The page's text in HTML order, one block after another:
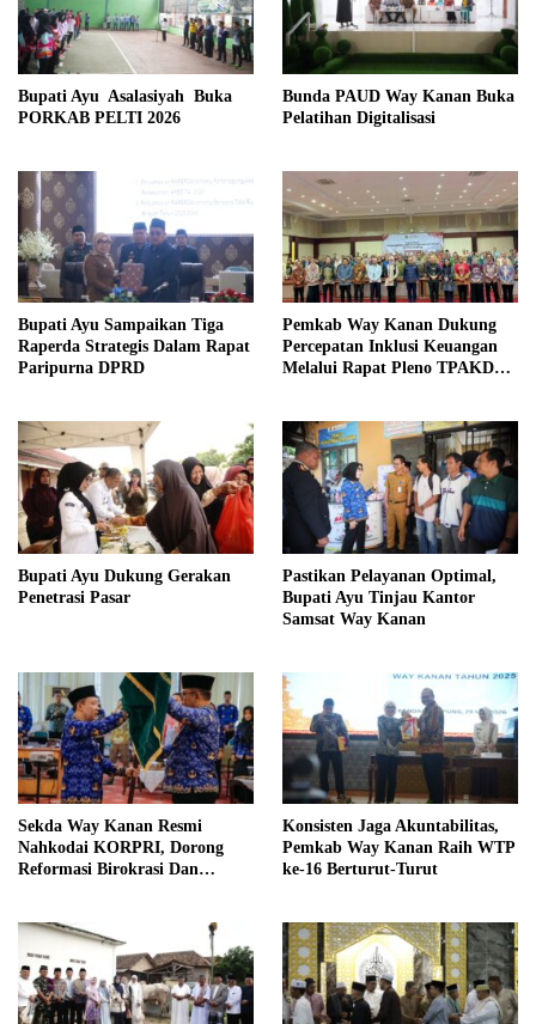
Bupati Ayu Asalasiyah Buka
PORKAB PELTI 2026
Bunda PAUD Way Kanan Buka
Pelatihan Digitalisasi
Bupati Ayu Sampaikan Tiga
Raperda Strategis Dalam Rapat
Paripurna DPRD
Pemkab Way Kanan Dukung
Percepatan Inklusi Keuangan
Melalui Rapat Pleno TPAKD
Bupati Ayu Dukung Gerakan
Penetrasi Pasar
Pastikan Pelayanan Optimal,
Bupati Ayu Tinjau Kantor
Samsat Way Kanan
Sekda Way Kanan Resmi
Nahkodai KORPRI, Dorong
Reformasi Birokrasi Dan
Konsisten Jaga Akuntabilitas,
Pemkab Way Kanan Raih WTP
ke-16 Berturut-Turut